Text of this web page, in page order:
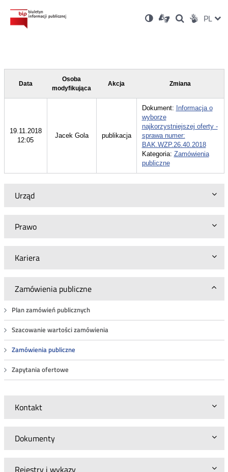
Ustawienia
Wersja
kontrastowa
Dla
niesłyszących
OtwórzOtwórz
w
Otwórz
w
Social PL
Urząd
Prawo
Kariera
Zamówienia publiczne
Plan zamówień publicznych
Szacowanie wartości zamówienia
Zamówienia publiczne
Zapytania ofertowe
Kontakt
Dokumenty
Rejestry i wykazy
Data
Osoba
modyfikująca
Akcja Zmiana
19.11.2018
12:05
Jacek Gola publikacja
Dokument: Informacja o
wyborze
najkorzystniejszej oferty -
sprawa numer:
BAK.WZP.26.40.2018
Kategoria: Zamówienia
publiczne